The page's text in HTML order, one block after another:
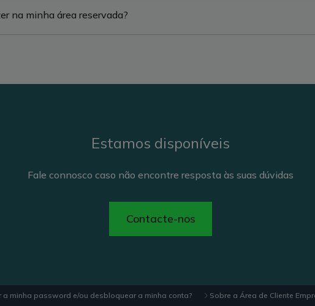
na minha área reservada?
Estamos disponíveis
Fale connosco caso não encontre resposta às suas dúvidas
Contacte-nos
a minha password e/ou desbloquear a minha conta? Sobre a Área de Cliente